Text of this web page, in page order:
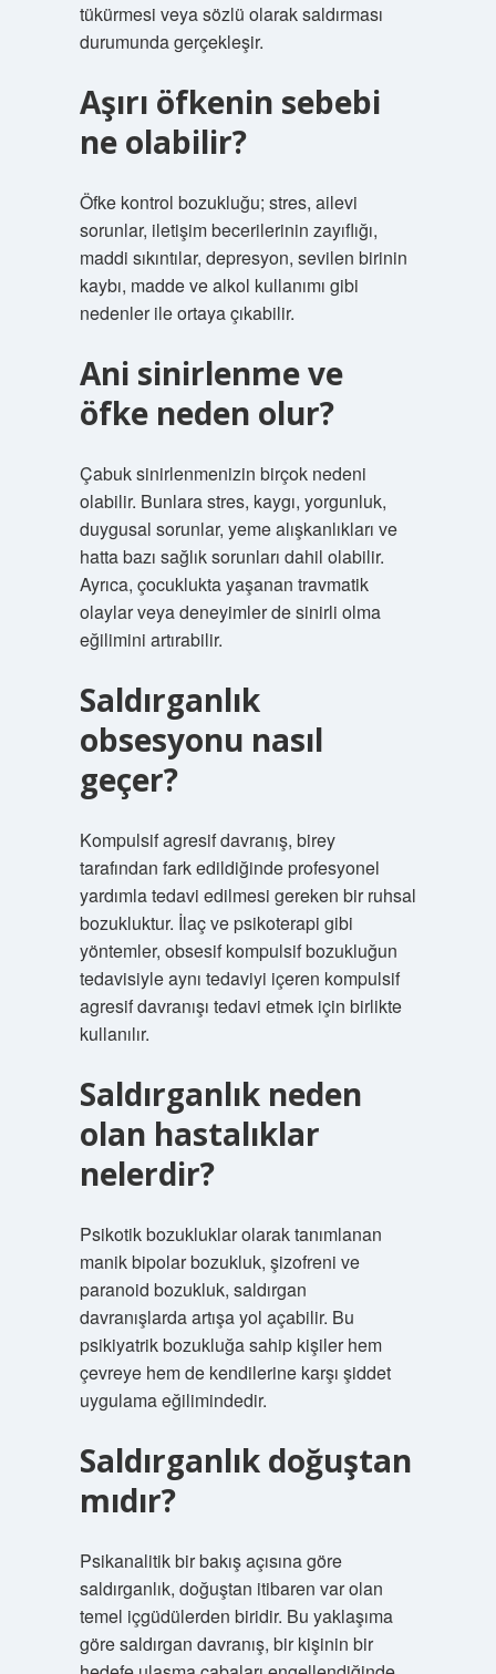
tükürmesi veya sözlü olarak saldırması
durumunda gerçekleşir.
Aşırı öfkenin sebebi
ne olabilir?
Öfke kontrol bozukluğu; stres, ailevi
sorunlar, iletişim becerilerinin zayıflığı,
maddi sıkıntılar, depresyon, sevilen birinin
kaybı, madde ve alkol kullanımı gibi
nedenler ile ortaya çıkabilir.
Ani sinirlenme ve
öfke neden olur?
Çabuk sinirlenmenizin birçok nedeni
olabilir. Bunlara stres, kaygı, yorgunluk,
duygusal sorunlar, yeme alışkanlıkları ve
hatta bazı sağlık sorunları dahil olabilir.
Ayrıca, çocuklukta yaşanan travmatik
olaylar veya deneyimler de sinirli olma
eğilimini artırabilir.
Saldırganlık
obsesyonu nasıl
geçer?
Kompulsif agresif davranış, birey
tarafından fark edildiğinde profesyonel
yardımla tedavi edilmesi gereken bir ruhsal
bozukluktur. İlaç ve psikoterapi gibi
yöntemler, obsesif kompulsif bozukluğun
tedavisiyle aynı tedaviyi içeren kompulsif
agresif davranışı tedavi etmek için birlikte
kullanılır.
Saldırganlık neden
olan hastalıklar
nelerdir?
Psikotik bozukluklar olarak tanımlanan
manik bipolar bozukluk, şizofreni ve
paranoid bozukluk, saldırgan
davranışlarda artışa yol açabilir. Bu
psikiyatrik bozukluğa sahip kişiler hem
çevreye hem de kendilerine karşı şiddet
uygulama eğilimindedir.
Saldırganlık doğuştan
mıdır?
Psikanalitik bir bakış açısına göre
saldırganlık, doğuştan itibaren var olan
temel içgüdülerden biridir. Bu yaklaşıma
göre saldırgan davranış, bir kişinin bir